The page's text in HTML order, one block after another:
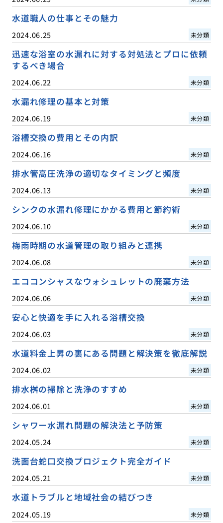
水道職人の仕事とその魅力
2024.06.25 未分類
迅速な浴室の水漏れに対する対処法とプロに依頼
するべき場合
2024.06.22 未分類
水漏れ修理の基本と対策
2024.06.19 未分類
浴槽交換の費用とその内訳
2024.06.16 未分類
排水管高圧洗浄の適切なタイミングと頻度
2024.06.13 未分類
シンクの水漏れ修理にかかる費用と節約術
2024.06.10 未分類
梅雨時期の水道管理の取り組みと連携
2024.06.08 未分類
エココンシャスなウォシュレットの廃棄方法
2024.06.06 未分類
安心と快適を手に入れる浴槽交換
2024.06.03 未分類
水道料金上昇の裏にある問題と解決策を徹底解説
2024.06.02 未分類
排水桝の掃除と洗浄のすすめ
2024.06.01 未分類
シャワー水漏れ問題の解決法と予防策
2024.05.24 未分類
洗面台蛇口交換プロジェクト完全ガイド
2024.05.21 未分類
水道トラブルと地域社会の結びつき
2024.05.19 未分類